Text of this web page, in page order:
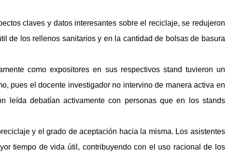
claves y datos interesantes sobre el reciclaje, se redujeron
de los rellenos sanitarios y en la cantidad de bolsas de basura
como expositores en sus respectivos stand tuvieron un
pues el docente investigador no intervino de manera activa en
leída debatían activamente con personas que en los stands
y el grado de aceptación hacia la misma. Los asistentes
tiempo de vida útil, contribuyendo con el uso racional de los